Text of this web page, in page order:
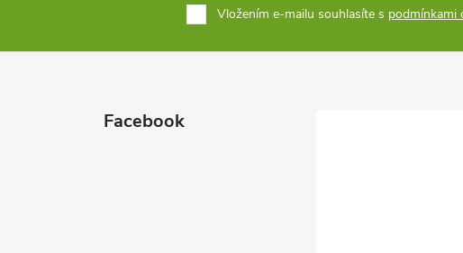
Vložením e-mailu souhlasíte s podmínkami
Facebook